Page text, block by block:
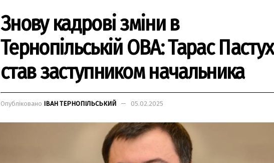
Знову кадрові зміни в
Тернопільській ОВА: Тарас Пастух
став заступником начальника
Опубліковано ІВАН ТЕРНОПІЛЬСЬКИЙ 05.02.2025